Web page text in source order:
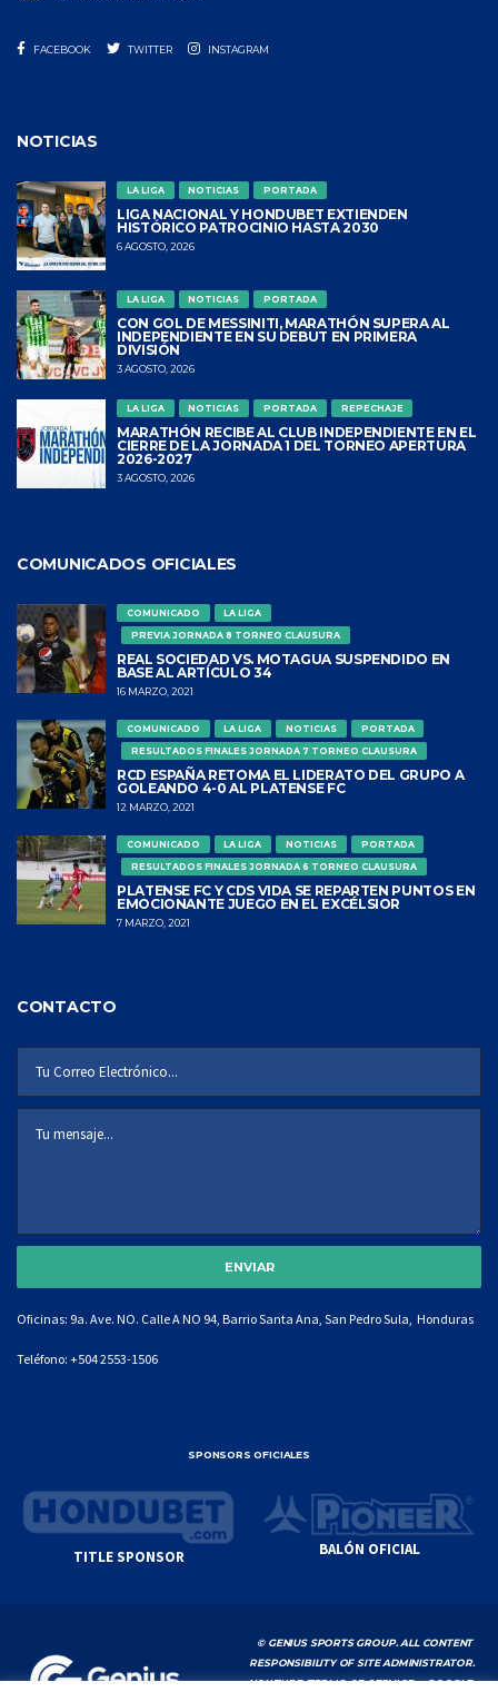
FACEBOOK TWITTER INSTAGRAM
NOTICIAS
LA LIGA NOTICIAS PORTADA
LIGA NACIONAL Y HONDUBET EXTIENDEN
HISTÓRICO PATROCINIO HASTA 2030
6 AGOSTO, 2026
LA LIGA NOTICIAS PORTADA
CON GOL DE MESSINITI, MARATHÓN SUPERA AL
INDEPENDIENTE EN SU DEBUT EN PRIMERA
DIVISIÓN
3 AGOSTO, 2026
LA LIGA NOTICIAS PORTADA REPECHAJE
MARATHÓN RECIBE AL CLUB INDEPENDIENTE EN EL
CIERRE DE LA JORNADA 1 DEL TORNEO APERTURA
2026-2027
3 AGOSTO, 2026
COMUNICADOS OFICIALES
COMUNICADO
LA LIGA
PREVIA JORNADA 8 TORNEO CLAUSURA
REAL SOCIEDAD VS. MOTAGUA SUSPENDIDO EN
BASE AL ARTÍCULO 34
16 MARZO, 2021
COMUNICADO LA LIGA NOTICIAS
PORTADA
RESULTADOS FINALES JORNADA 7 TORNEO CLAUSURA
RCD ESPAÑA RETOMA EL LIDERATO DEL GRUPO A
GOLEANDO 4-0 AL PLATENSE FC
12 MARZO, 2021
COMUNICADO LA LIGA NOTICIAS
PORTADA
RESULTADOS FINALES JORNADA 6 TORNEO CLAUSURA
PLATENSE FC Y CDS VIDA SE REPARTEN PUNTOS EN
EMOCIONANTE JUEGO EN EL EXCÉLSIOR
7 MARZO, 2021
CONTACTO
Oficinas: 9a. Ave. NO. Calle A NO 94, Barrio Santa Ana, San Pedro Sula, Honduras
Teléfono: +504 2553-1506
SPONSORS OFICIALES
TITLE SPONSOR BALÓN OFICIAL
© GENIUS SPORTS GROUP. ALL CONTENT
RESPONSIBILITY OF SITE ADMINISTRATOR.
YOUTUBE TERMS OF SERVICE|GOOGLE